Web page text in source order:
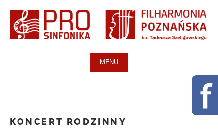
MENU
KONCERT RODZINNY